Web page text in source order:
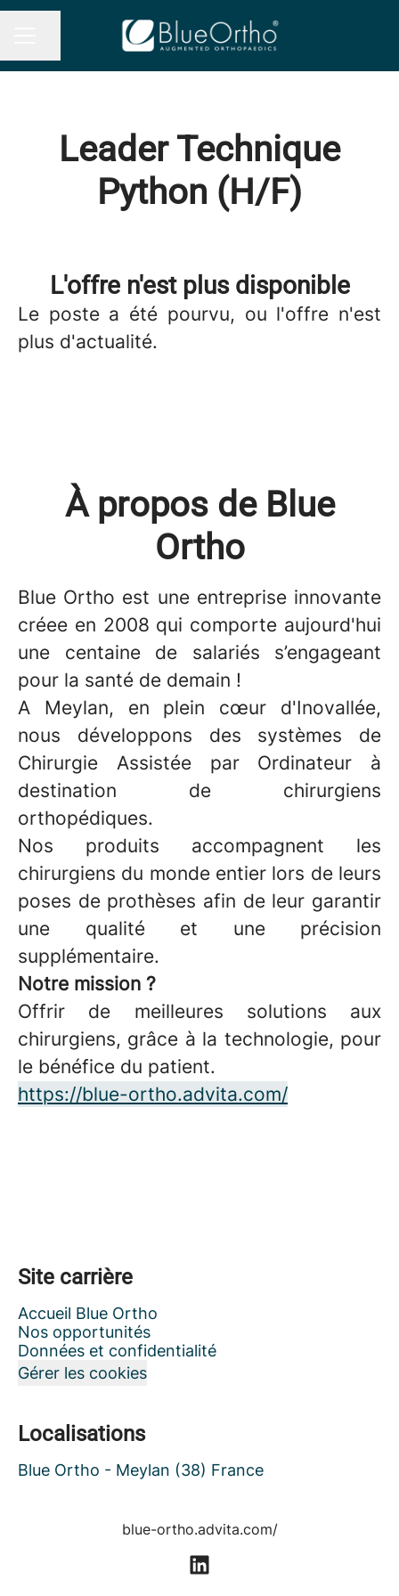
Partager la page
Leader Technique
Python (H/F)
L'offre n'est plus disponible
Le poste a été pourvu, ou l'offre n'est
plus d'actualité.
À propos de Blue
Ortho
Blue Ortho est une entreprise innovante
créee en 2008 qui comporte aujourd'hui
une centaine de salariés s’engageant
pour la santé de demain !
A Meylan, en plein cœur d'Inovallée,
nous développons des systèmes de
Chirurgie Assistée par Ordinateur à
destination de chirurgiens
orthopédiques.
Nos produits accompagnent les
chirurgiens du monde entier lors de leurs
poses de prothèses afin de leur garantir
une qualité et une précision
supplémentaire.
Notre mission ?
Offrir de meilleures solutions aux
chirurgiens, grâce à la technologie, pour
le bénéfice du patient.
https://blue-ortho.advita.com/
Site carrière
Accueil Blue Ortho
Nos opportunités
Données et confidentialité
Gérer les cookies
Localisations
Blue Ortho - Meylan (38) France
blue-ortho.advita.com/